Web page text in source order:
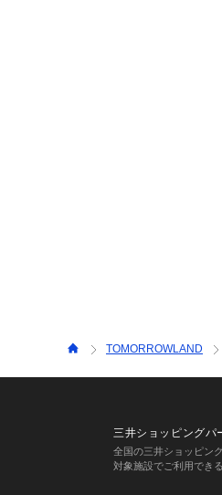
TOMORROWLAND
三井ショッピングパ
全国の三井ショッピン
対象施設でご利用でき